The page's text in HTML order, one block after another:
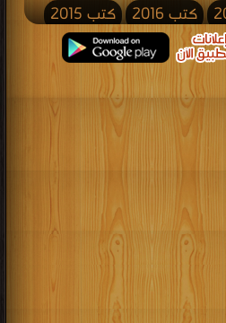
كتب 2016
كتب 2015
كتب 2012
كتب 2011
كتب 2008
كتب 2004
كتب 2003
كتب 2000
كتب 1992
كتب 1991
كتب 1988
كتب 1987
كتب 1984
كتب 1983
كتب 1980
كتب 1979